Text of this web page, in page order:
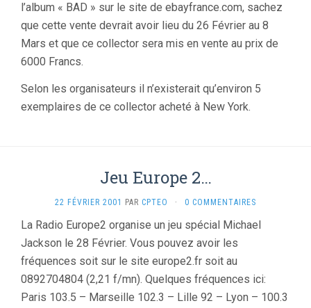
l’album « BAD » sur le site de ebayfrance.com, sachez
que cette vente devrait avoir lieu du 26 Février au 8
Mars et que ce collector sera mis en vente au prix de
6000 Francs.
Selon les organisateurs il n’existerait qu’environ 5
exemplaires de ce collector acheté à New York.
Jeu Europe 2…
22 FÉVRIER 2001 PAR CPTEO · 0 COMMENTAIRES
La Radio Europe2 organise un jeu spécial Michael
Jackson le 28 Février. Vous pouvez avoir les
fréquences soit sur le site europe2.fr soit au
0892704804 (2,21 f/mn). Quelques fréquences ici:
Paris 103.5 – Marseille 102.3 – Lille 92 – Lyon – 100.3